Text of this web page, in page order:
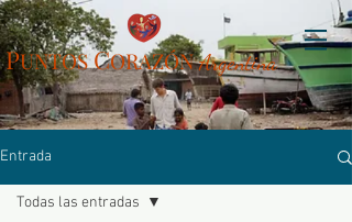
PUNTOSCORAZÓNArgentina
Entrada
Todas las entradas